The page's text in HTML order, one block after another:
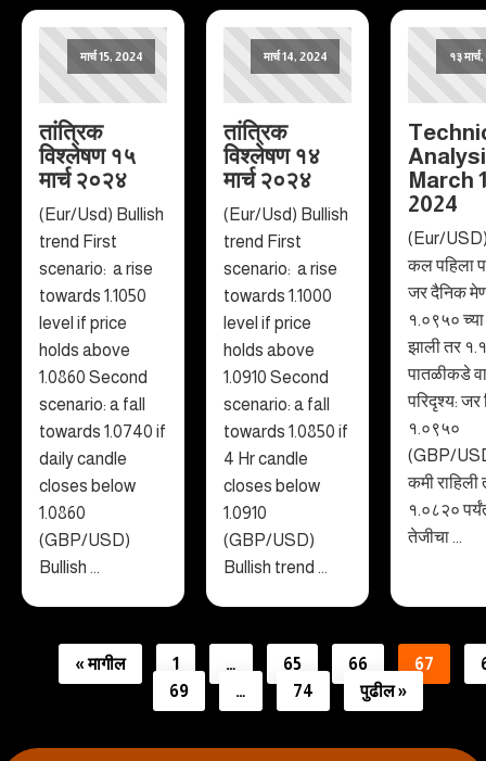
मार्च 15, 2024
तांत्रिक
विश्लेषण १५
मार्च २०२४
(Eur/Usd) Bullish
trend First
scenario: a rise
towards 1.1050
level if price
holds above
1.0860 Second
scenario: a fall
towards 1.0740 if
daily candle
closes below
1.0860
(GBP/USD)
Bullish ...
मार्च 14, 2024
तांत्रिक
विश्लेषण १४
मार्च २०२४
(Eur/Usd) Bullish
trend First
scenario: a rise
towards 1.1000
level if price
holds above
1.0910 Second
scenario: a fall
towards 1.0850 if
4 Hr candle
closes below
1.0910
(GBP/USD)
Bullish trend ...
१३
March
2024
(Eur/
कल पहिला
जर दैनिक
१.०९५०
झाली तर
पातळीकडे
परिदृश्य: जर
१.०९५०
(GBP/
कमी राहिली
१.०८२०
तेजीचा ...
« मागील 1 … 65 66 67
69
… 74 पुढील »